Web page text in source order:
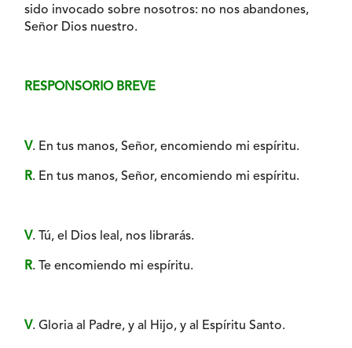
sido invocado sobre nosotros: no nos abandones,
Señor Dios nuestro.
RESPONSORIO BREVE
V. En tus manos, Señor, encomiendo mi espíritu.
R. En tus manos, Señor, encomiendo mi espíritu.
V. Tú, el Dios leal, nos librarás.
R. Te encomiendo mi espíritu.
V. Gloria al Padre, y al Hijo, y al Espíritu Santo.